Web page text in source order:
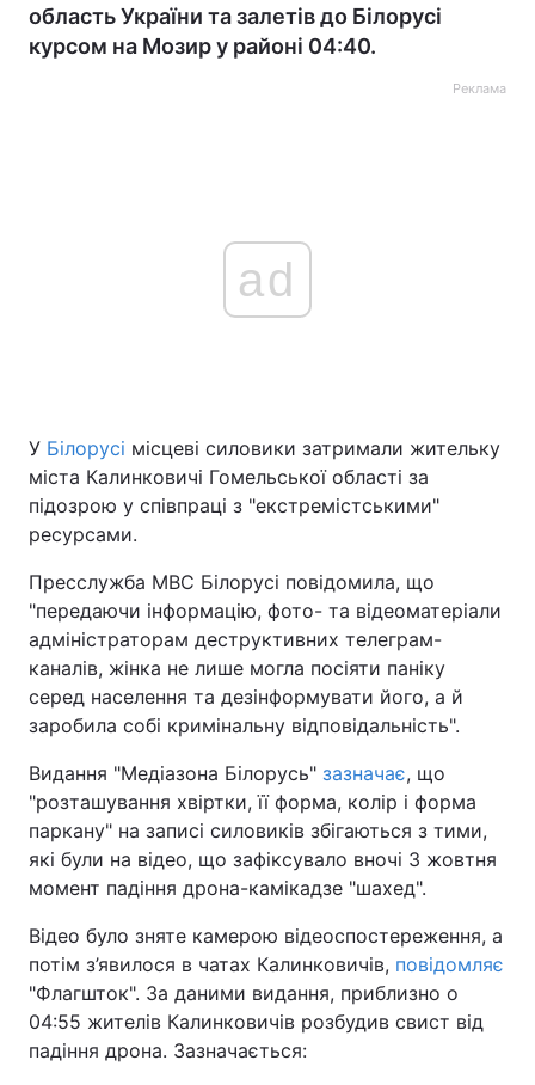
область України та залетів до Білорусі
курсом на Мозир у районі 04:40.
Реклама
ad
У Білорусі місцеві силовики затримали жительку
міста Калинковичі Гомельської області за
підозрою у співпраці з "екстремістськими"
ресурсами.
Пресслужба МВС Білорусі повідомила, що
"передаючи інформацію, фото- та відеоматеріали
адміністраторам деструктивних телеграм-
каналів, жінка не лише могла посіяти паніку
серед населення та дезінформувати його, а й
заробила собі кримінальну відповідальність".
Видання "Медіазона Білорусь" зазначає, що
"розташування хвіртки, її форма, колір і форма
паркану" на записі силовиків збігаються з тими,
які були на відео, що зафіксувало вночі 3 жовтня
момент падіння дрона-камікадзе "шахед".
Відео було зняте камерою відеоспостереження, а
потім з’явилося в чатах Калинковичів, повідомляє
"Флагшток". За даними видання, приблизно о
04:55 жителів Калинковичів розбудив свист від
падіння дрона. Зазначається: